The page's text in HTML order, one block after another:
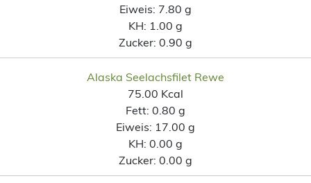
Eiweis: 7.80 g
KH: 1.00 g
Zucker: 0.90 g
Alaska Seelachsfilet Rewe
75.00 Kcal
Fett: 0.80 g
Eiweis: 17.00 g
KH: 0.00 g
Zucker: 0.00 g